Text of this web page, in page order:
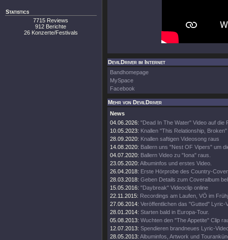
Statistics
7715 Reviews
912 Berichte
26 Konzerte/Festivals
DevilDriver im Internet
Bandhomepage
MySpace
Facebook
Mehr von DevilDriver
News
04.06.2026: "Dead In The Water" Video auf die
10.05.2023: Knallen "This Relationship,
28.09.2020: Knallen saftigen Videosong raus
14.08.2020: Ballern uns "Nest OF Vipers" um
04.07.2020: Ballern Video zu "Iona" raus.
23.05.2020: Albuminfos und erstes Video.
26.04.2018: Erste Hörprobe des Country-
28.03.2018: Geben Details zum Coveralbum
15.05.2016: "Daybreak" Videoclip online
22.11.2015: Recordings am Laufen, VÖ im
27.06.2014: Veröffentlichen das "Gutted" Lyric-
28.01.2014: Starten bald in Europa-Tour.
05.08.2013: Wuchten den "The Appetite" Clip
12.07.2013: Spendieren brandneues Lyric-
28.05.2013: Albuminfos, Artwork und